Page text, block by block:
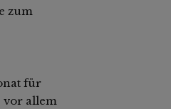
zum
für
vor allem